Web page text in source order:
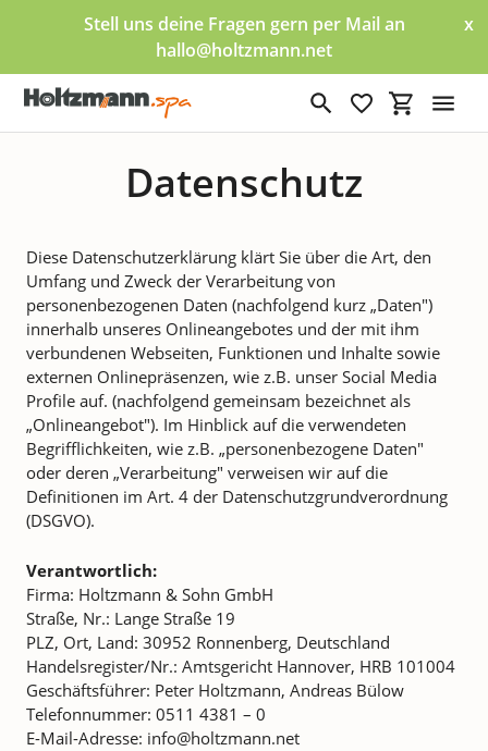
Stell uns deine Fragen gern per Mail an
hallo@holtzmann.net
x
Suchen
Datenschutz
Diese Datenschutzerklärung klärt Sie über die Art, den
Umfang und Zweck der Verarbeitung von
personenbezogenen Daten (nachfolgend kurz „Daten")
innerhalb unseres Onlineangebotes und der mit ihm
verbundenen Webseiten, Funktionen und Inhalte sowie
externen Onlinepräsenzen, wie z.B. unser Social Media
Profile auf. (nachfolgend gemeinsam bezeichnet als
„Onlineangebot"). Im Hinblick auf die verwendeten
Begrifflichkeiten, wie z.B. „personenbezogene Daten"
oder deren „Verarbeitung" verweisen wir auf die
Definitionen im Art. 4 der Datenschutzgrundverordnung
(DSGVO).
Verantwortlich:
Firma: Holtzmann & Sohn GmbH
Straße, Nr.: Lange Straße 19
PLZ, Ort, Land: 30952 Ronnenberg, Deutschland
Handelsregister/Nr.: Amtsgericht Hannover, HRB 101004
Geschäftsführer: Peter Holtzmann, Andreas Bülow
Telefonnummer: 0511 4381 – 0
E-Mail-Adresse: info@holtzmann.net